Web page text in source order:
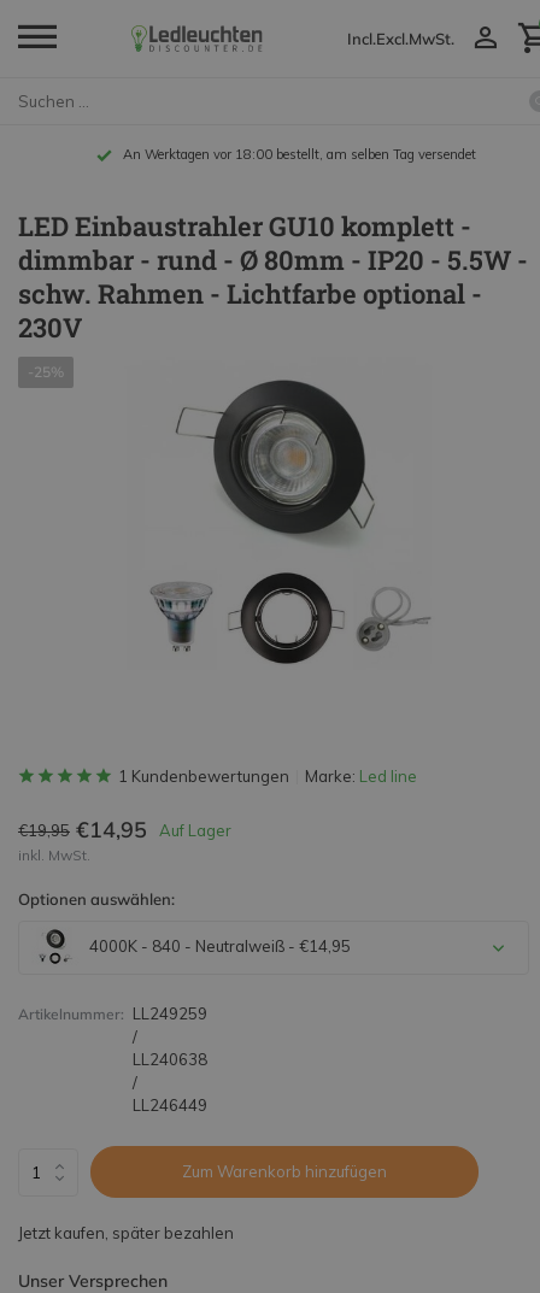
Incl.Excl.MwSt.
An Werktagen vor 18:00 bestellt, am selben Tag versendet
LED Einbaustrahler GU10 komplett -
dimmbar - rund - Ø 80mm - IP20 - 5.5W -
schw. Rahmen - Lichtfarbe optional -
230V
-25%
1 Kundenbewertungen Marke: Led line
€19,95 €14,95 Auf Lager
inkl. MwSt.
Optionen auswählen:
4000K - 840 - Neutralweiß - €14,95
Artikelnummer: LL249259
/
LL240638
/
LL246449
Zum Warenkorb hinzufügen
Jetzt kaufen, später bezahlen
Unser Versprechen